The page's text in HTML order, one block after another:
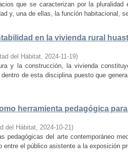
que se caracterizan por la
y, una de ellas, la función habitacional,
en la vivienda rural
del Hábitat, 2024-11-19)
y la construcción, la vivienda
de esta disciplina puesto que
herramienta pedagógica
del Hábitat, 2024-10-21)
pedagógicas del arte contemporáneo
entre el público asistente a la exposición